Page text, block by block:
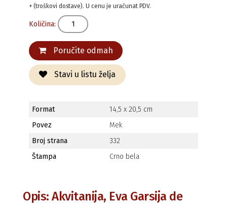
+ (troškovi dostave). U cenu je uračunat PDV.
Količina:
Poručite odmah
Stavi u listu želja
Format
14,5 x 20,5 cm
Povez
Mek
Broj strana
332
Štampa
Crno bela
Opis: Akvitanija, Eva Garsija de